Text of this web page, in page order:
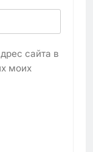
сайта в
моих